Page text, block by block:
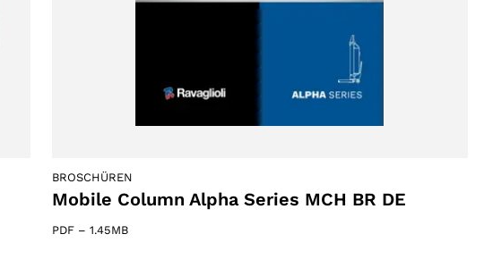
BROSCHÜREN
Mobile Column Alpha Series MCH BR DE
PDF – 1.45MB